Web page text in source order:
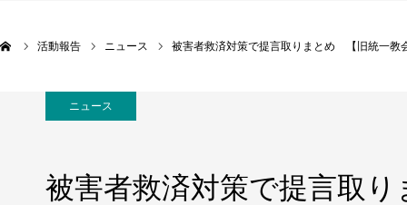
活動報告 ニュース 被害者救済対策で提言取りまとめ 【旧統一教
ニュース
被害者救済対策で提言取